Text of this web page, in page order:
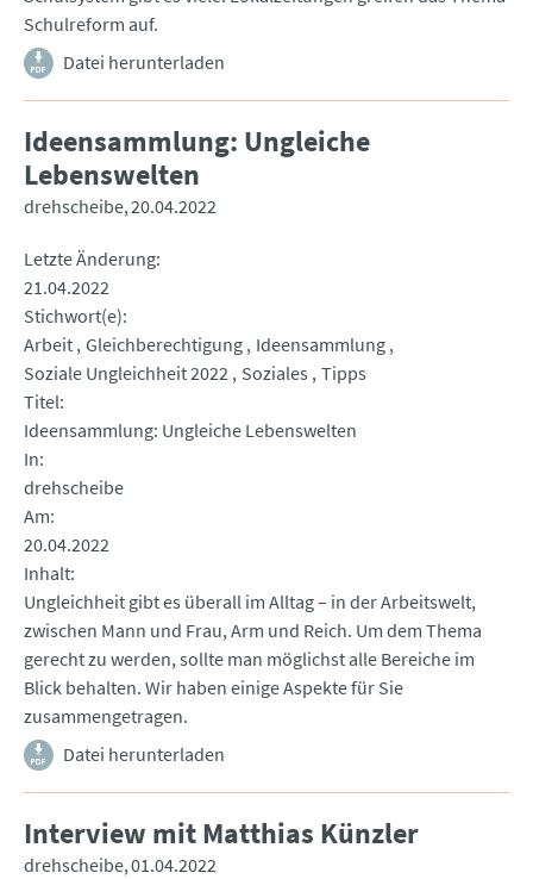
Schulreform auf.
Datei herunterladen
Ideensammlung: Ungleiche
Lebenswelten
drehscheibe 20.04.2022
Letzte Änderung
21.04.2022
Stichwort(e)
Arbeit Gleichberechtigung Ideensammlung
Soziale Ungleichheit 2022 Soziales Tipps
Titel
Ideensammlung: Ungleiche Lebenswelten
In
drehscheibe
Am
20.04.2022
Inhalt
Ungleichheit gibt es überall im Alltag – in der Arbeitswelt,
zwischen Mann und Frau, Arm und Reich. Um dem Thema
gerecht zu werden, sollte man möglichst alle Bereiche im
Blick behalten. Wir haben einige Aspekte für Sie
zusammengetragen.
Datei herunterladen
Interview mit Matthias Künzler
drehscheibe 01.04.2022